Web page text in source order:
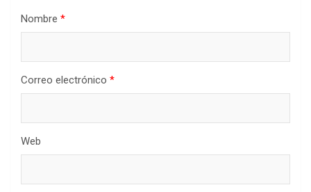
Nombre *
Correo electrónico *
Web